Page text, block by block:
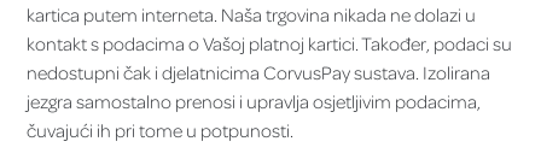
kartica putem interneta. Naša trgovina nikada ne dolazi u
kontakt s podacima o Vašoj platnoj kartici. Također, podaci su
nedostupni čak i djelatnicima CorvusPay sustava. Izolirana
jezgra samostalno prenosi i upravlja osjetljivim podacima,
čuvajući ih pri tome u potpunosti.